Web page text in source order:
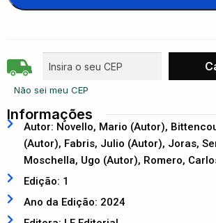
Não sei meu CEP
Informações
Autor: Novello, Mario (Autor),
(Autor), Fabris, Julio (Autor), Joras,
Moschella, Ugo (Autor), Romero,
Edição: 1
Ano da Edição: 2024